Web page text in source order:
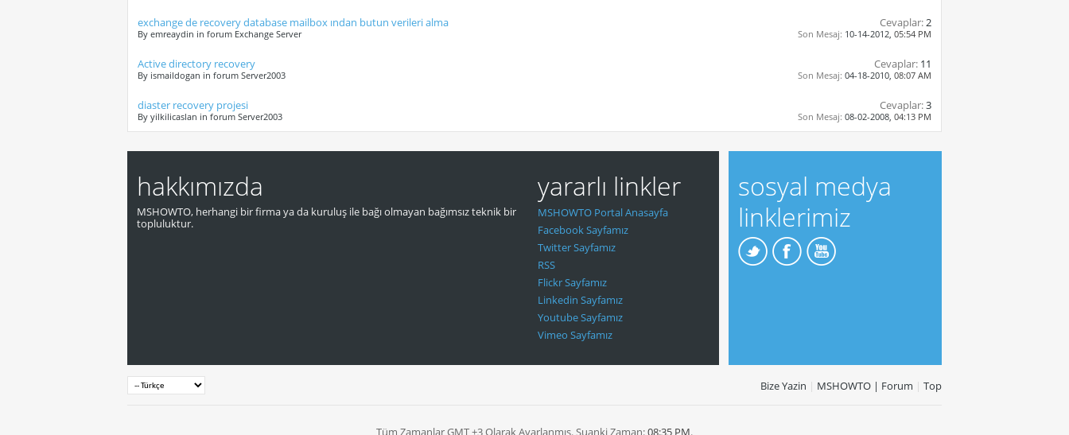
exchange de recovery database mailbox ından butun verileri alma
By emreaydin in forum Exchange Server
Cevaplar:2
Son Mesaj: 10-14-2012, 05:54 PM
Active directory recovery
By ismaildogan in forum Server2003
Cevaplar: 11
Son Mesaj: 04-18-2010, 08:07 AM
diaster recovery projesi
By yilkilicaslan in forum Server2003
Cevaplar:3
Son Mesaj: 08-02-2008, 04:13 PM
hakkımızda
MSHOWTO, herhangi bir firma ya da kuruluş ile bağı olmayan bağımsız teknik bir
topluluktur.
yararlı linkler
MSHOWTO Portal Anasayfa
Facebook Sayfamız
Twitter Sayfamız
RSS
Flickr Sayfamız
Linkedin Sayfamız
Youtube Sayfamız
Vimeo Sayfamız
sosyal medya
linklerimiz
Bize Yazin | MSHOWTO | Forum | Top
Tüm Zamanlar GMT +3 Olarak Ayarlanmış. Şuanki Zaman:08:35 PM.